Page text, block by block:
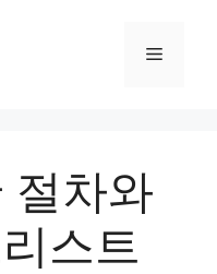
Menu
절차와
스트